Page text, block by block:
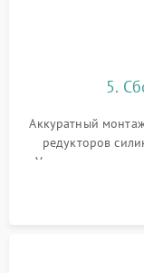
5.
Аккуратный
редукторов
Установка новых
микрофибры,